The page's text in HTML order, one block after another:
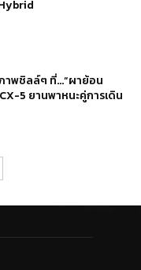
าพชิลล์ๆ ที่…“ผาย้อน
5 ยานพาหนะคู่การเดิน